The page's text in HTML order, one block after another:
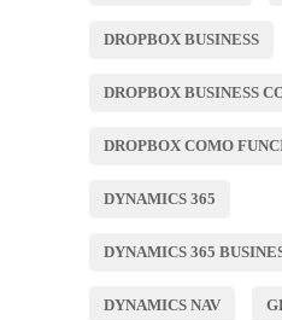
DROPBOX BUSINESS
DROPBOX BUSINESS
DROPBOX COMO
DYNAMICS 365
DYNAMICS 365
DYNAMICS NAV